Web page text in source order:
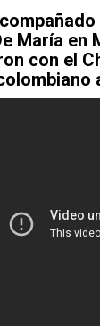
María en
con el